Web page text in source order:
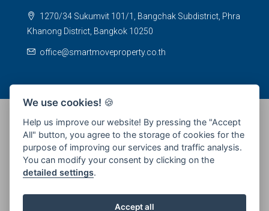
1270/34 Sukumvit 101/1, Bangchak Subdistrict, Phra
Khanong District, Bangkok 10250
office@smartmoveproperty.co.th
© 2026 SPS Smartmove Property Management - All rights
reserved
We use cookies! 🍪
Help us improve our website! By pressing the "Accept
All" button, you agree to the storage of cookies for the
purpose of improving our services and traffic analysis.
You can modify your consent by clicking on the
detailed settings.
Accept all